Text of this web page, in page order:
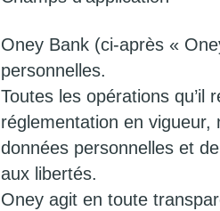
Oney Bank (ci-après «
personnelles.
Toutes les opérations
réglementation en
données personnelles et
aux libertés.
Oney agit en toute